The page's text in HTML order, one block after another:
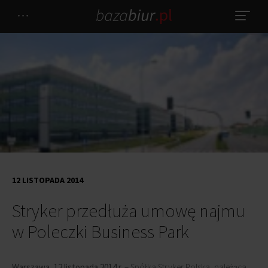
Stryker przedłuża umowę najmu
w Poleczki Business Park
12 LISTOPADA 2014